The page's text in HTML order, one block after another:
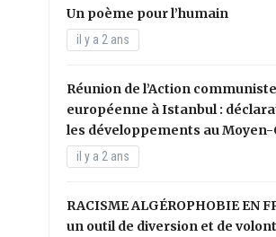
Un poème pour l’humain
il y a 2 ans
Réunion de l’Action communiste
européenne à Istanbul :
les développements au
il y a 2 ans
RACISME ALGÉROPHOBIE EN
un outil de diversion et de